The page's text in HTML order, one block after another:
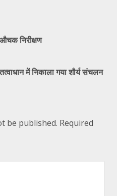
निरीक्षण
में निकाला गया शौर्य संचलन
be published. Required